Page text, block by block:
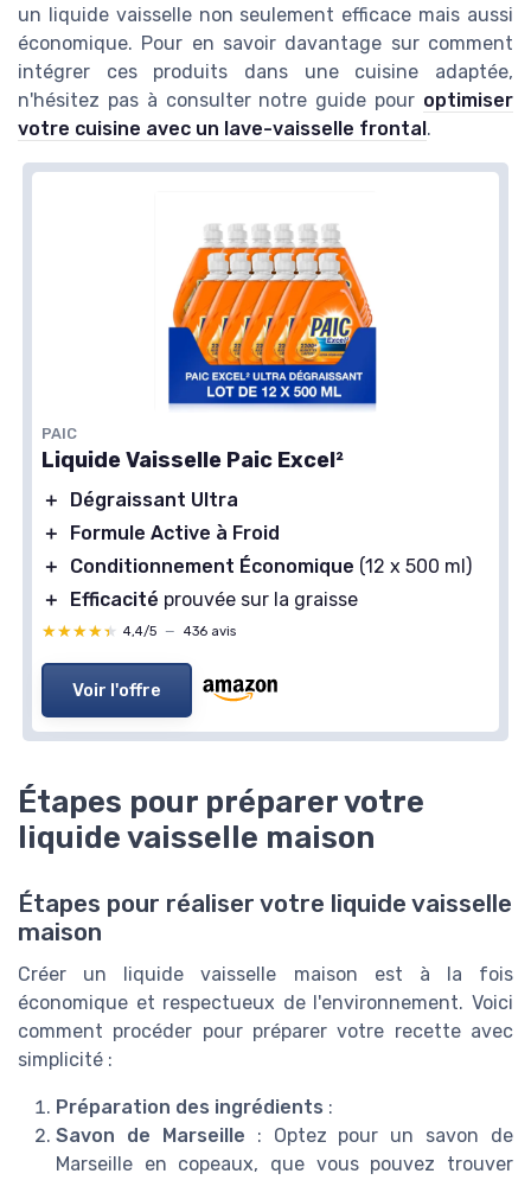
un liquide vaisselle non seulement efficace mais aussi
économique. Pour en savoir davantage sur comment
intégrer ces produits dans une cuisine adaptée,
n'hésitez pas à consulter notre guide pour optimiser
votre cuisine avec un lave-vaisselle frontal .
PAIC
Liquide Vaisselle Paic Excel²
＋
Dégraissant Ultra
＋
Formule Active à Froid
＋
Conditionnement Économique (12 x 500 ml)
＋
Efficacité prouvée sur la graisse
★★★★★
★★★★★ 4,4/5 — 436 avis
Voir l'offre
Étapes pour préparer votre
liquide vaisselle maison
Étapes pour réaliser votre liquide vaisselle
maison
Créer un liquide vaisselle maison est à la fois
économique et respectueux de l'environnement. Voici
comment procéder pour préparer votre recette avec
simplicité :
Préparation des ingrédients :
Savon de Marseille : Optez pour un savon de
Marseille en copeaux, que vous pouvez trouver